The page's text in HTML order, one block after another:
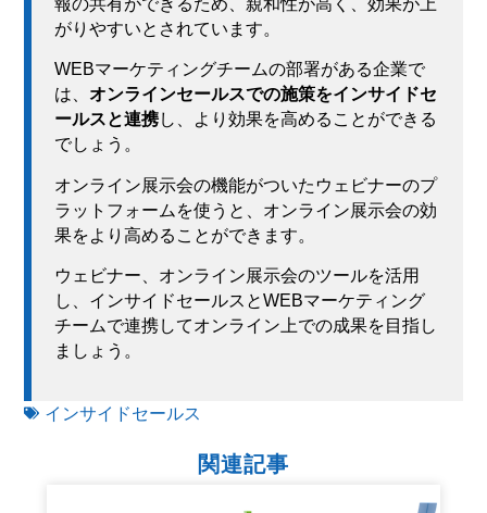
がりやすいとされています。
WEBマーケティングチームの部署がある企業で
は、 オンラインセールスでの施策をインサイドセ
ールスと連携し、より効果を高めることができる
でしょう。
オンライン展示会の機能がついたウェビナーのプ
ラットフォームを使うと、オンライン展示会の効
果をより高めることができます。
ウェビナー、オンライン展示会のツールを活用
し、インサイドセールスとWEBマーケティング
チームで連携してオンライン上での成果を目指し
ましょう。
インサイドセールス
関連記事